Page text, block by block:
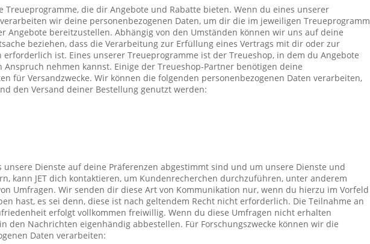
Treueprogramme, die dir Angebote und Rabatte bieten. Wenn du eines unserer
wir deine personenbezogenen Daten, um dir die im jeweiligen Treueprogramm
Angebote bereitzustellen. Abhängig von den Umständen können wir uns auf deine
beziehen, dass die Verarbeitung zur Erfüllung eines Vertrags mit dir oder zur
erforderlich ist. Eines unserer Treueprogramme ist der Treueshop, in dem du Angebote
Anspruch nehmen kannst. Einige der Treueshop-Partner benötigen deine
für Versandzwecke. Wir können die folgenden personenbezogenen Daten verarbeiten,
den Versand deiner Bestellung genutzt werden:
unsere Dienste auf deine Präferenzen abgestimmt sind und um unsere Dienste und
kann JET dich kontaktieren, um Kundenrecherchen durchzuführen, unter anderem
Umfragen. Wir senden dir diese Art von Kommunikation nur, wenn du hierzu im Vorfeld
hast, es sei denn, diese ist nach geltendem Recht nicht erforderlich. Die Teilnahme an
erfolgt vollkommen freiwillig. Wenn du diese Umfragen nicht erhalten
den Nachrichten eigenhändig abbestellen. Für Forschungszwecke können wir die
Daten verarbeiten: